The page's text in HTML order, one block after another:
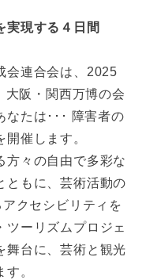
実現する４日間
会連合会は、2025
阪・関西万博の会
なたは･･･ 障害者の
催します。
方々の自由で多彩な
ともに、芸術活動の
クセシビリティを
ツーリズムプロジェ
舞台に、芸術と観光
。